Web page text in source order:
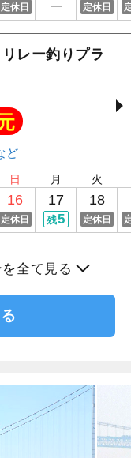
定休日 定休日
レー釣りプラ
日
16
定休日
月
17
残5
火
18
定休日
全て見る